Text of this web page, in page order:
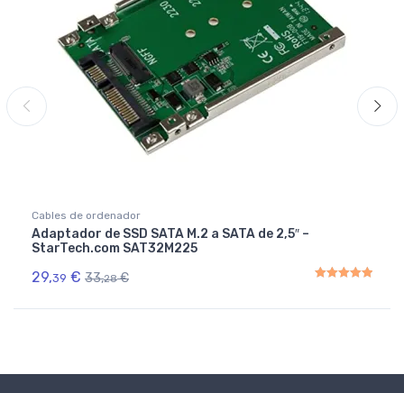
Cables de ordenador
Adaptador de SSD SATA M.2 a SATA de 2,5″ –
StarTech.com SAT32M225
29,39 € 33,28 €